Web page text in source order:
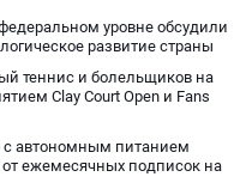
уровне обсудили
развитие страны
теннис и болельщиков на
Clay Court Open и Fans
с автономным питанием
ежемесячных подписок на